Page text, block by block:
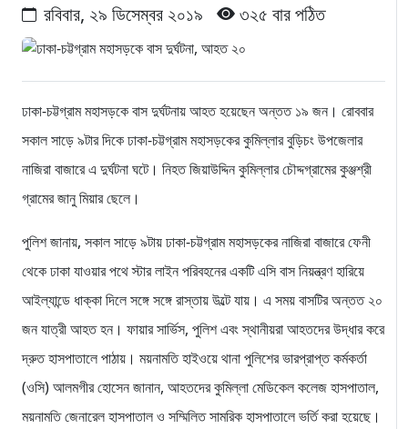
রবিবার, ২৯ ডিসেম্বর ২০১৯
৩২৫ বার পঠিত
ঢাকা-চট্টগ্রাম মহাসড়কে বাস দুর্ঘটনায় আহত হয়েছেন অন্তত ১৯ জন। রোববার
সকাল সাড়ে ৯টার দিকে ঢাকা-চট্টগ্রাম মহাসড়কের কুমিল্লার বুড়িচং উপজেলার
নাজিরা বাজারে এ দুর্ঘটনা ঘটে। নিহত জিয়াউদ্দিন কুমিল্লার চৌদ্দগ্রামের কুঞ্জশ্রী
গ্রামের জানু মিয়ার ছেলে।
পুলিশ জানায়, সকাল সাড়ে ৯টায় ঢাকা-চট্টগ্রাম মহাসড়কের নাজিরা বাজারে ফেনী
থেকে ঢাকা যাওয়ার পথে স্টার লাইন পরিবহনের একটি এসি বাস নিয়ন্ত্রণ হারিয়ে
আইল্যান্ডে ধাক্কা দিলে সঙ্গে সঙ্গে রাস্তায় উল্টে যায়। এ সময় বাসটির অন্তত ২০
জন যাত্রী আহত হন। ফায়ার সার্ভিস, পুলিশ এবং স্থানীয়রা আহতদের উদ্ধার করে
দ্রুত হাসপাতালে পাঠায়। ময়নামতি হাইওয়ে থানা পুলিশের ভারপ্রাপ্ত কর্মকর্তা
(ওসি) আলমগীর হোসেন জানান, আহতদের কুমিল্লা মেডিকেল কলেজ হাসপাতাল,
ময়নামতি জেনারেল হাসপাতাল ও সম্মিলিত সামরিক হাসপাতালে ভর্তি করা হয়েছে।